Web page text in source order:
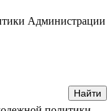
Администрации